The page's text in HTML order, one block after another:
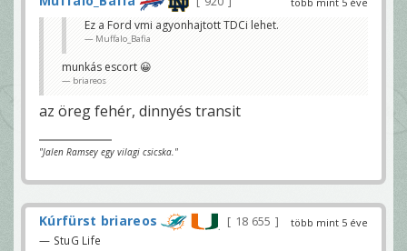
Ez a Ford vmi agyonhajtott TDCi lehet.
Muffalo_Bafia
munkás escort 😀
briareos
az öreg fehér, dinnyés transit
"Jalen Ramsey egy vilagi csicska."
több mint 5 éve
Kúrfürst briareos 18 655
— StuG Life